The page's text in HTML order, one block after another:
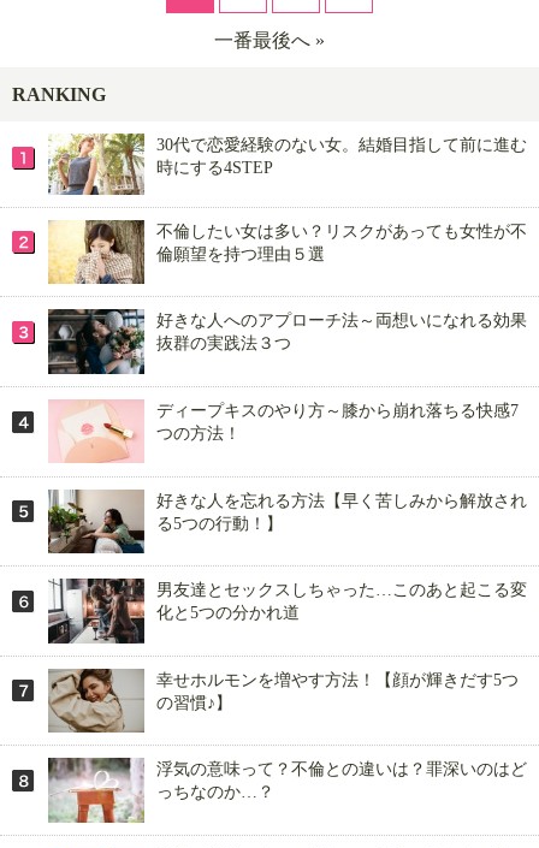
一番最後へ »
RANKING
30代で恋愛経験のない女。結婚目指して前に進む
時にする4STEP
不倫したい女は多い？リスクがあっても女性が不
倫願望を持つ理由５選
好きな人へのアプローチ法～両想いになれる効果
抜群の実践法３つ
ディープキスのやり方～膝から崩れ落ちる快感7
つの方法！
好きな人を忘れる方法【早く苦しみから解放され
る5つの行動！】
男友達とセックスしちゃった…このあと起こる変
化と5つの分かれ道
幸せホルモンを増やす方法！【顔が輝きだす5つ
の習慣♪】
浮気の意味って？不倫との違いは？罪深いのはど
っちなのか…？